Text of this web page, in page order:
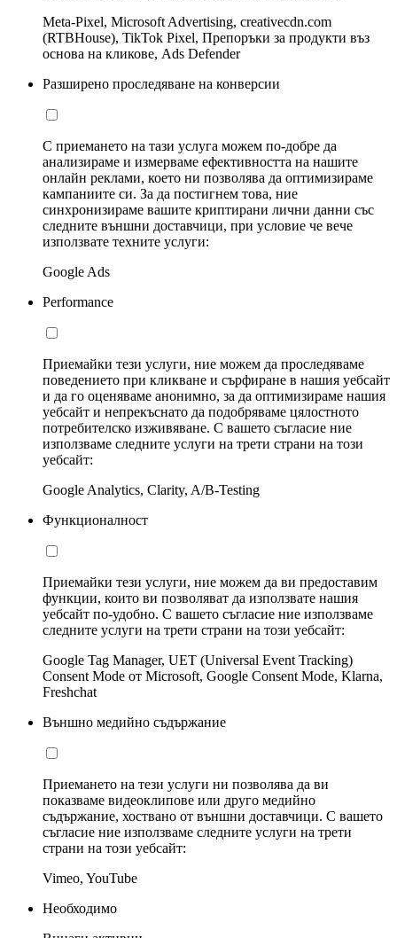
Meta-Pixel, Microsoft Advertising, creativecdn.com
(RTBHouse), TikTok Pixel, Препоръки за продукти въз
основа на кликове, Ads Defender
Разширено проследяване на конверсии
С приемането на тази услуга можем по-добре да
анализираме и измерваме ефективността на нашите
онлайн реклами, което ни позволява да оптимизираме
кампаниите си. За да постигнем това, ние
синхронизираме вашите криптирани лични данни със
следните външни доставчици, при условие че вече
използвате техните услуги:
Google Ads
Performance
Приемайки тези услуги, ние можем да проследяваме
поведението при кликване и сърфиране в нашия уебсайт
и да го оценяваме анонимно, за да оптимизираме нашия
уебсайт и непрекъснато да подобряваме цялостното
потребителско изживяване. С вашето съгласие ние
използваме следните услуги на трети страни на този
уебсайт:
Google Analytics, Clarity, A/B-Testing
Функционалност
Приемайки тези услуги, ние можем да ви предоставим
функции, които ви позволяват да използвате нашия
уебсайт по-удобно. С вашето съгласие ние използваме
следните услуги на трети страни на този уебсайт:
Google Tag Manager, UET (Universal Event Tracking)
Consent Mode от Microsoft, Google Consent Mode, Klarna,
Freshchat
Външно медийно съдържание
Приемането на тези услуги ни позволява да ви
показваме видеоклипове или друго медийно
съдържание, хоствано от външни доставчици. С вашето
съгласие ние използваме следните услуги на трети
страни на този уебсайт:
Vimeo, YouTube
Необходимо